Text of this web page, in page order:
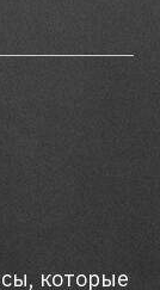
которые